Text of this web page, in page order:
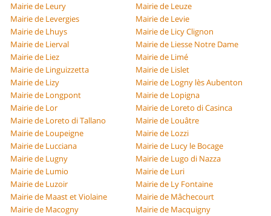
Mairie de Leury
Mairie de Leuze
Mairie de Levergies
Mairie de Levie
Mairie de Lhuys
Mairie de Licy Clignon
Mairie de Lierval
Mairie de Liesse Notre Dame
Mairie de Liez
Mairie de Limé
Mairie de Linguizzetta
Mairie de Lislet
Mairie de Lizy
Mairie de Logny lès Aubenton
Mairie de Longpont
Mairie de Lopigna
Mairie de Lor
Mairie de Loreto di Casinca
Mairie de Loreto di Tallano
Mairie de Louâtre
Mairie de Loupeigne
Mairie de Lozzi
Mairie de Lucciana
Mairie de Lucy le Bocage
Mairie de Lugny
Mairie de Lugo di Nazza
Mairie de Lumio
Mairie de Luri
Mairie de Luzoir
Mairie de Ly Fontaine
Mairie de Maast et Violaine
Mairie de Mâchecourt
Mairie de Macogny
Mairie de Macquigny